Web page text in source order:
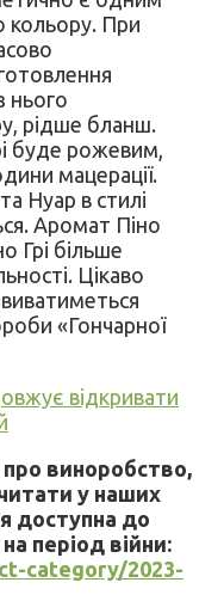
кольору. При
нього
рідше бланш.
буде рожевим,
мацерації.
Нуар в стилі
Аромат Піно
Грі більше
Цікаво
«Гончарної
відкривати
виноробство,
у наших
доступна до
період війни:
category/2023-